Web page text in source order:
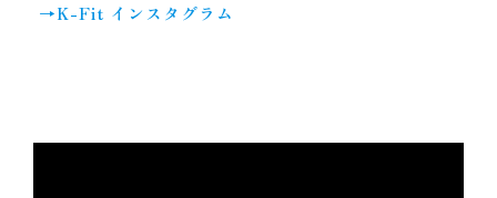
→K-Fit インスタグラム